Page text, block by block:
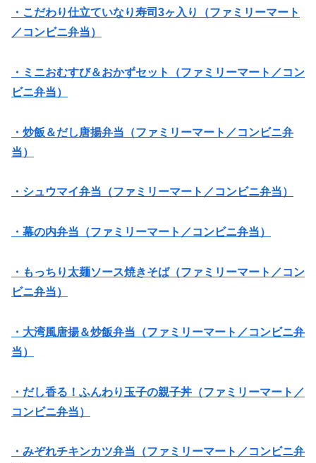
・こだわり仕立ていなり寿司3ヶ入り（ファミリーマート
／コンビニ弁当）
・ミニおむすび＆おかずセット（ファミリーマート／コン
ビニ弁当）
・炒飯＆だし唐揚弁当（ファミリーマート／コンビニ弁
当）
・シュウマイ弁当（ファミリーマート／コンビニ弁当）
・幕の内弁当（ファミリーマート／コンビニ弁当）
・もっちり太麺ソース焼きそば（ファミリーマート／コン
ビニ弁当）
・大湾風唐揚＆炒飯弁当（ファミリーマート／コンビニ弁
当）
・だし香る！ふんわり玉子の親子丼（ファミリーマート／
コンビニ弁当）
・みぞれチキンカツ弁当（ファミリーマート／コンビニ弁